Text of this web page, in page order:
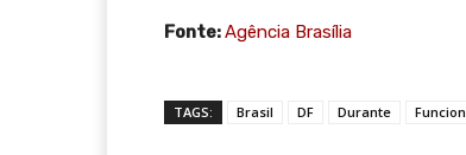
Fonte:Agência Brasília
TAGS: Brasil DF Durante